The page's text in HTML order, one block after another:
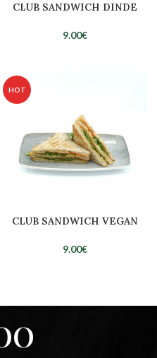
CLUB SANDWICH DINDE
9.00€
HOT
CLUB SANDWICH VEGAN
9.00€